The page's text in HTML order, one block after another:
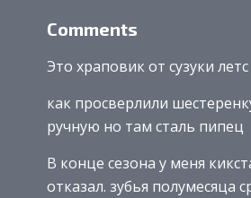
Comments
Это храповик от сузуки летс
как просверлили
ручную но там сталь пипец
В конце сезона у меня
отказал. зубья полумесяца